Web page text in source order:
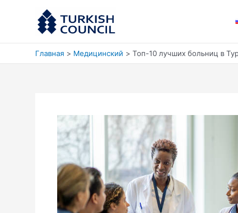
содержимому
Главная Медицинский Топ-10 лучших больниц в